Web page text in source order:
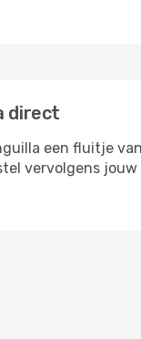
direct
een fluitje
vervolgens